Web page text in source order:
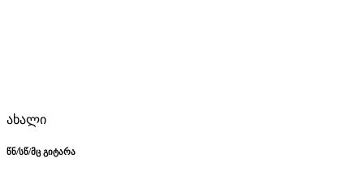
ახალი
წნ/სწ/მც გიტარა